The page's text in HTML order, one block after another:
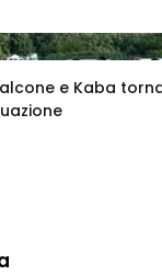
Falcone e Kaba